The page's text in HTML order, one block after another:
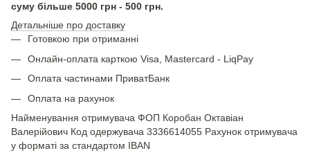
суму більше 5000 грн - 500 грн.
Детальніше про доставку
Готовкою при отриманні
Онлайн-оплата карткою Visa, Mastercard - LiqPay
Оплата частинами ПриватБанк
Оплата на рахунок
Найменування отримувача ФОП Коробан Октавіан
Валерійович Код одержувача 3336614055 Рахунок отримувача
у форматі за стандартом IBAN